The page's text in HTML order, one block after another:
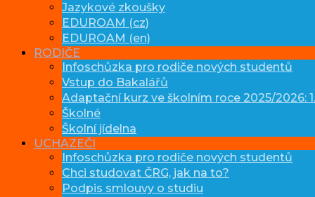
Jazykové zkoušky
EDUROAM (cz)
EDUROAM (en)
RODIČE
Infoschůzka pro rodiče nových studentů
Vstup do Bakalářů
Adaptační kurz ve školním roce 2025/2026:
Školné
Školní jídelna
UCHAZEČI
Infoschůzka pro rodiče nových studentů
Chci studovat ČRG, jak na to?
Podpis smlouvy o studiu